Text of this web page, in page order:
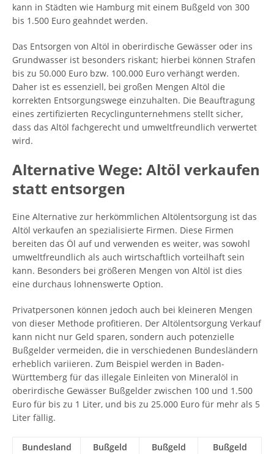
kann in Städten wie Hamburg mit einem Bußgeld von 300
bis 1.500 Euro geahndet werden.
Das Entsorgen von Altöl in oberirdische Gewässer oder ins
Grundwasser ist besonders riskant; hierbei können Strafen
bis zu 50.000 Euro bzw. 100.000 Euro verhängt werden.
Daher ist es essenziell, bei großen Mengen Altöl die
korrekten Entsorgungswege einzuhalten. Die Beauftragung
eines zertifizierten Recyclingunternehmens stellt sicher,
dass das Altöl fachgerecht und umweltfreundlich verwertet
wird.
Alternative Wege: Altöl verkaufen
statt entsorgen
Eine Alternative zur herkömmlichen Altölentsorgung ist das
Altöl verkaufen an spezialisierte Firmen. Diese Firmen
bereiten das Öl auf und verwenden es weiter, was sowohl
umweltfreundlich als auch wirtschaftlich vorteilhaft sein
kann. Besonders bei größeren Mengen von Altöl ist dies
eine durchaus lohnenswerte Option.
Privatpersonen können jedoch auch bei kleineren Mengen
von dieser Methode profitieren. Der Altölentsorgung Verkauf
kann nicht nur Geld sparen, sondern auch potenzielle
Bußgelder vermeiden, die in verschiedenen Bundesländern
erheblich variieren. Zum Beispiel werden in Baden-
Württemberg für das illegale Einleiten von Mineralöl in
oberirdische Gewässer Bußgelder zwischen 100 und 1.500
Euro für bis zu 1 Liter, und bis zu 25.000 Euro für mehr als 5
Liter fällig.
Bundesland
Bußgeld
Bußgeld
Bußgeld